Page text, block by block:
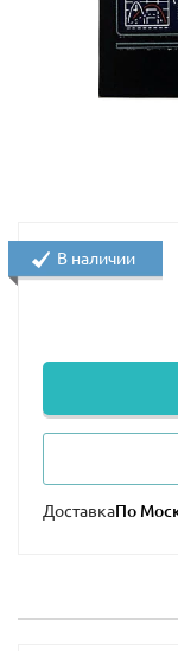
Доставка
В наличии